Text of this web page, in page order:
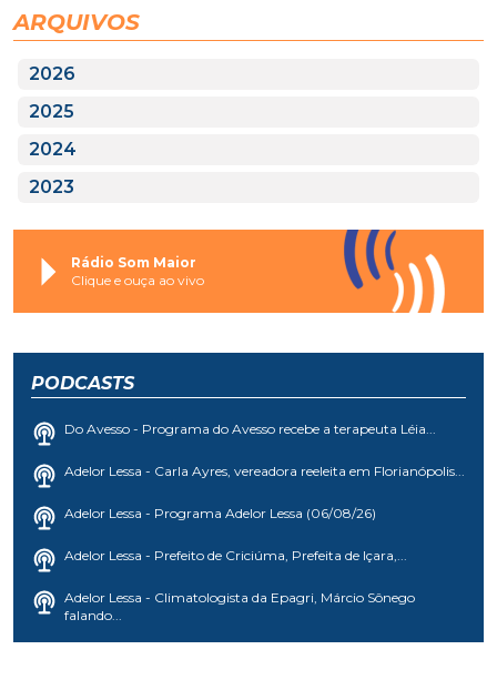
ARQUIVOS
2026
2025
2024
2023
Rádio Som Maior
Clique e ouça ao vivo
PODCASTS
Do Avesso - Programa do Avesso recebe a terapeuta Léia...
Adelor Lessa - Carla Ayres, vereadora reeleita em Florianópolis...
Adelor Lessa - Programa Adelor Lessa (06/08/26)
Adelor Lessa - Prefeito de Criciúma, Prefeita de Içara,...
Adelor Lessa - Climatologista da Epagri, Márcio Sônego
falando...